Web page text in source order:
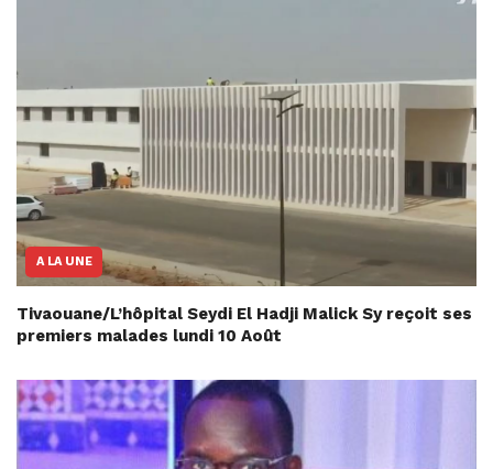
A LA UNE
Tivaouane/L’hôpital Seydi El Hadji Malick Sy reçoit ses
premiers malades lundi 10 Août